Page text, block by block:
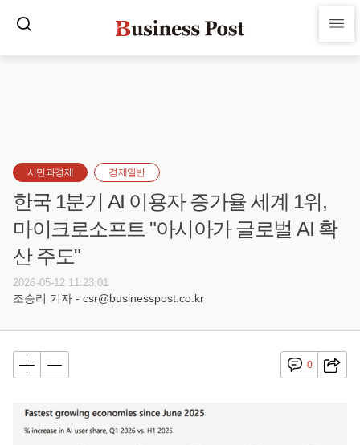
시민과경제 경제일반
한국 1분기 AI 이용자 증가율 세계 1위,
마이크로소프트 "아시아가 글로벌 AI 확
산 주도"
2026-05-12 11:23:01
조승리 기자 - csr@businesspost.co.kr
0